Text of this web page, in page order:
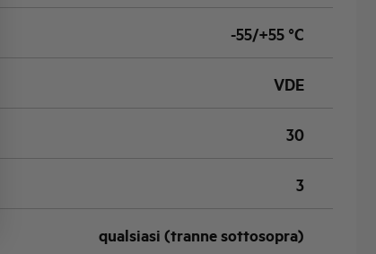
-55/+55 °C
VDE
30
3
qualsiasi (tranne sottosopra)